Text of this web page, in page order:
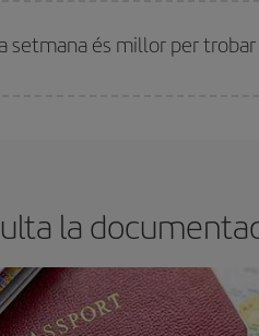
setmana és millor per
la